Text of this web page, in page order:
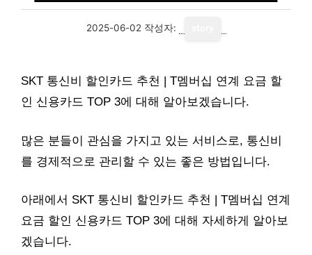
2025-06-02 작성자:
SKT 통신비 할인카드 추천 | T멤버십 연계 요금 할
인 신용카드 TOP 3에 대해 알아보겠습니다.
많은 분들이 관심을 가지고 있는 서비스로, 통신비
를 경제적으로 관리할 수 있는 좋은 방법입니다.
아래에서 SKT 통신비 할인카드 추천 | T멤버십 연계
요금 할인 신용카드 TOP 3에 대해 자세하게 알아보
겠습니다.